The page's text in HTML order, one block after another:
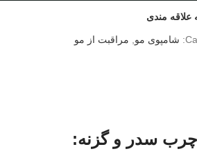
علاقه مندی
شامپوی مو, مراقبت از مو
چرب سدر و گزنه: